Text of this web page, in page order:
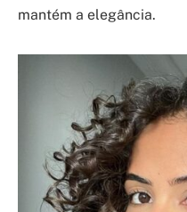
mantém a elegância.